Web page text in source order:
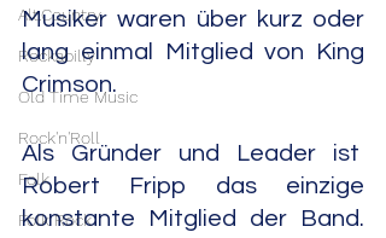
Alt.Country
Rockabilly
Old Time Music
Rock'n'Roll
Folk
Folk Rock
Musiker waren über kurz oder
lang einmal Mitglied von King
Crimson.
Als Gründer und Leader ist
Robert Fripp das einzige
konstante Mitglied der Band.